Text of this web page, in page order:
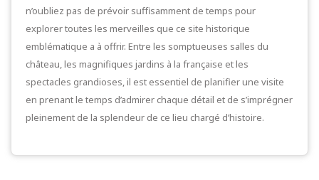
n’oubliez pas de prévoir suffisamment de temps pour
explorer toutes les merveilles que ce site historique
emblématique a à offrir. Entre les somptueuses salles du
château, les magnifiques jardins à la française et les
spectacles grandioses, il est essentiel de planifier une visite
en prenant le temps d’admirer chaque détail et de s’imprégner
pleinement de la splendeur de ce lieu chargé d’histoire.